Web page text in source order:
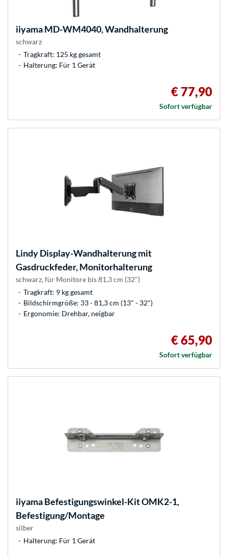
iiyamaMD-WM4040, Wandhalterung
schwarz
Tragkraft: 125 kg gesamt
Halterung: Für 1 Gerät
€ 77,90
Sofort verfügbar
LindyDisplay-Wandhalterung mit
Gasdruckfeder, Monitorhalterung
schwarz, für Monitore bis 81,3 cm (32")
Tragkraft: 9 kg gesamt
Bildschirmgröße: 33 - 81,3 cm (13" - 32")
Ergonomie: Drehbar, neigbar
€ 65,90
Sofort verfügbar
iiyamaBefestigungswinkel-Kit OMK2-1,
Befestigung/Montage
silber
Halterung: Für 1 Gerät